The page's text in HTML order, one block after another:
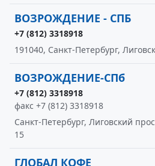
ВОЗРОЖДЕНИЕ - СПБ
+7 (812) 3318918
191040, Санкт-Петербург,
ВОЗРОЖДЕНИЕ-СПб
+7 (812) 3318918
факс +7 (812) 3318918
Санкт-Петербург, Лиговский
15
ГЛОБАЛ КОФЕ